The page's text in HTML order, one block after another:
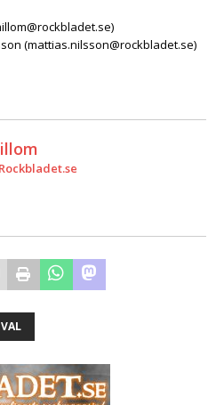
(mattias.nilsson@rockbladet.se)
Rockbladet.se